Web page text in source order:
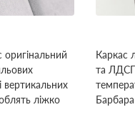
вертикальних
ліжко
Каркас
та